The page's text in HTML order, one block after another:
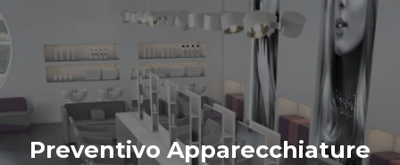
Preventivo Apparecchiature